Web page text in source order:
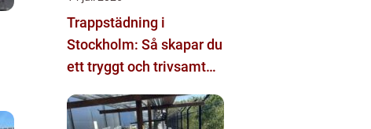
Trappstädning i
Stockholm: Så skapar du
ett tryggt och trivsamt